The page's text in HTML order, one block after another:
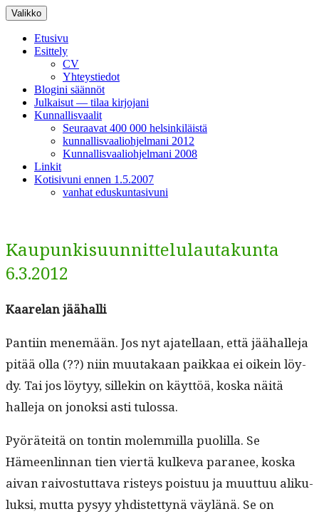
Siirry
sisältöön
Valikko
Etusivu
Esittely
CV
Yhteystiedot
Blogini säännöt
Julkaisut — tilaa kirjojani
Kunnallisvaalit
Seuraavat 400 000 helsinkiläistä
kunnallisvaaliohjelmani 2012
Kunnallisvaaliohjelmani 2008
Linkit
Kotisivuni ennen 1.5.2007
vanhat eduskuntasivuni
Kaupunkisuunnittelulautakunta
6.3.2012
Kaare­lan jäähalli
Pan­ti­in men­emään. Jos nyt ajatel­laan, että jäähalle­ja
pitää olla (??) niin muu­takaan paikkaa ei oikein löy­
dy. Tai jos löy­tyy, sillekin on käyt­töä, kos­ka näitä
halle­ja on jonok­si asti tulossa.
Pyöräteitä on ton­tin molem­mil­la puo­lil­la. Se
Hämeen­lin­nan tien viertä kulke­va para­nee, kos­ka
aivan raivos­tut­ta­va risteys pois­tuu ja muut­tuu aliku­
luk­si, mut­ta pysyy yhdis­tet­tynä väylänä. Se on